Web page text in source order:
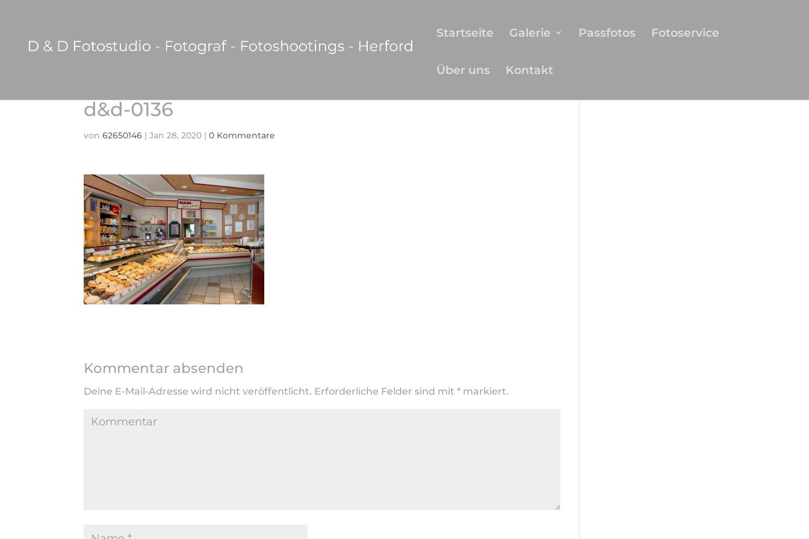
Startseite Galerie Passfotos Fotoservice
Über uns Kontakt
d&d-0136
von 62650146 | Jan 28, 2020 | 0 Kommentare
Kommentar absenden
Deine E-Mail-Adresse wird nicht veröffentlicht. Erforderliche Felder sind mit * markiert.